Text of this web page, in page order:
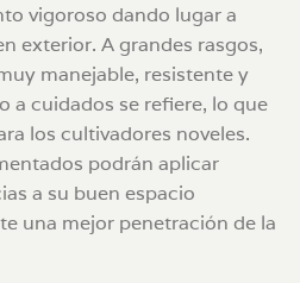
vigoroso dando lugar a
exterior. A grandes rasgos,
manejable, resistente y
a cuidados se refiere, lo que
los cultivadores noveles.
podrán aplicar
a su buen espacio
una mejor penetración de la